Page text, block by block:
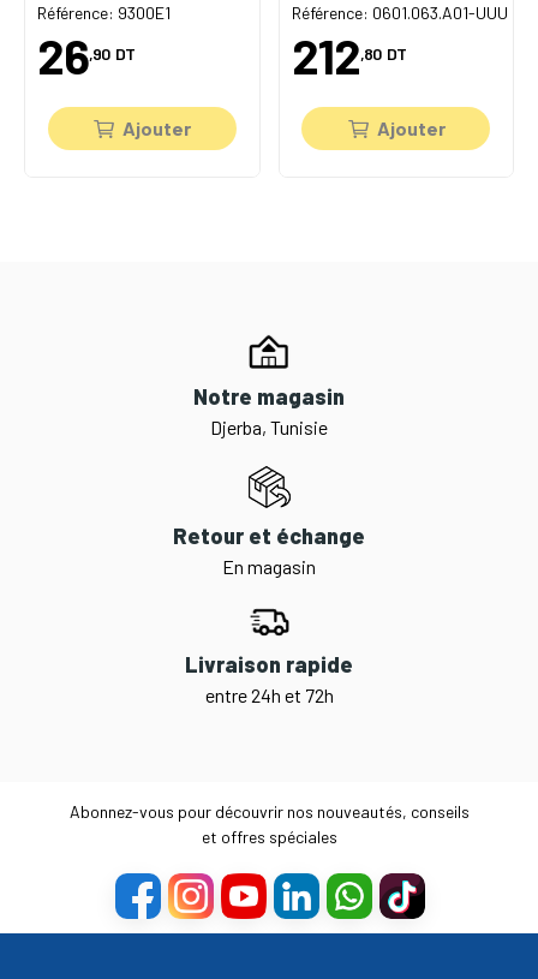
Référence: 9300E1
26,90 DT
Ajouter
Référence: 0601.063.A01-UUU
212,80 DT
Ajouter
Notre magasin
Djerba, Tunisie
Retour et échange
En magasin
Livraison rapide
entre 24h et 72h
Abonnez-vous pour découvrir nos nouveautés, conseils
et offres spéciales